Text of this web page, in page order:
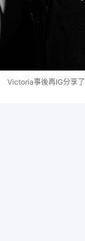
Victoria事後再IG分享